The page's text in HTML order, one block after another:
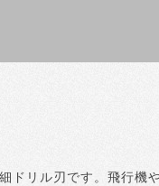
ドリル刃です。飛行機